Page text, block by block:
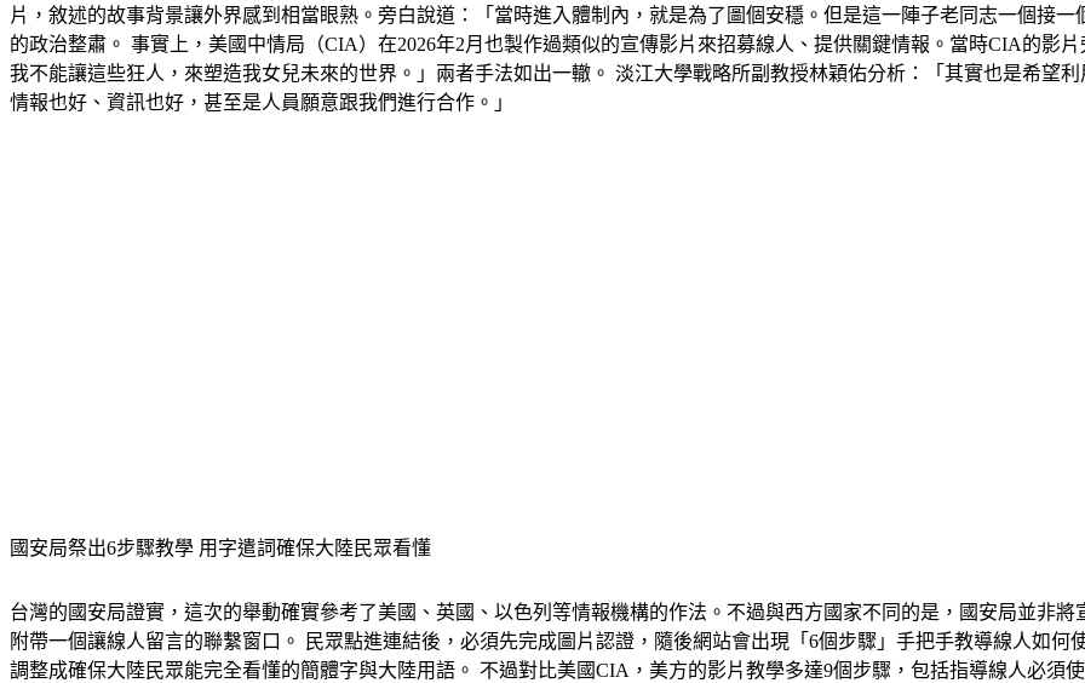
片，敘述的故事背景讓外界感到相當眼熟。旁白說道：「當時進入體制內，就是為了圖個安穩。但是這一陣子老同志一個接
的政治整肅。 事實上，美國中情局（CIA）在2026年2月也製作過類似的宣傳影片來招募線人、提供關鍵情報。當時CIA的
我不能讓這些狂人，來塑造我女兒未來的世界。」兩者手法如出一轍。 淡江大學戰略所副教授林穎佑分析：「其實也是希望
情報也好、資訊也好，甚至是人員願意跟我們進行合作。」
國安局祭出6步驟教學 用字遣詞確保大陸民眾看懂
台灣的國安局證實，這次的舉動確實參考了美國、英國、以色列等情報機構的作法。不過與西方國家不同的是，國安局並非
附帶一個讓線人留言的聯繫窗口。 民眾點進連結後，必須先完成圖片認證，隨後網站會出現「6個步驟」手把手教導線人如
調整成確保大陸民眾能完全看懂的簡體字與大陸用語。 不過對比美國CIA，美方的影片教學多達9個步驟，包括指導線人必須